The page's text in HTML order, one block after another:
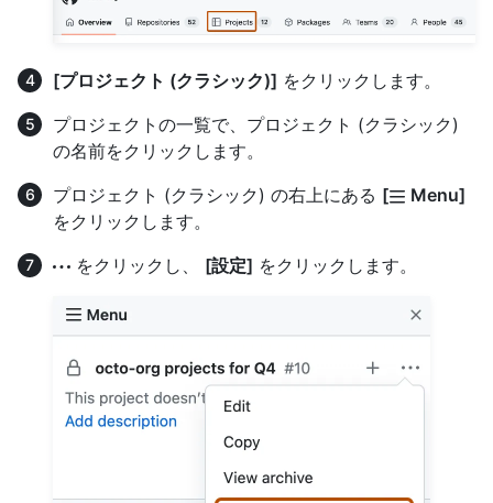
[プロジェクト (クラシック)] をクリックします。
プロジェクトの一覧で、プロジェクト (クラシック)
の名前をクリックします。
プロジェクト (クラシック) の右上にある [
Menu]
をクリックします。
をクリックし、 [設定] をクリックします。